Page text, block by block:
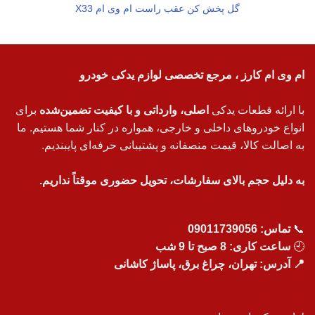
گل پخش کن عقب راست ام وی ام X33
ام وی ام کارز ، مرجع تخصصی لوازم یدکی خودرو
با ارائه قطعات یدکی اصلی، وارداتی و با کیفیت تضمین‌شده برای
انواع خودروهای داخلی و خارجی، همواره در کنار شما هستیم. ما
به اصالت کالا، قیمت منصفانه و پشتیبانی حرفه‌ای پایبندیم.
به دلیل حجم بالای سفارشات، تحویل حضوری موقتاً نداریم.
📞تماس: 09011739056
🕘 ساعت کاری: 8 صبح تا 9 شب
📍 آدرس: تهران، چراغ برق، پاساژ کاشانی